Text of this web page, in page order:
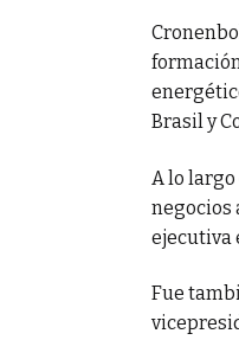
Brasil y
A lo
negocios
ejecutiva
Fue